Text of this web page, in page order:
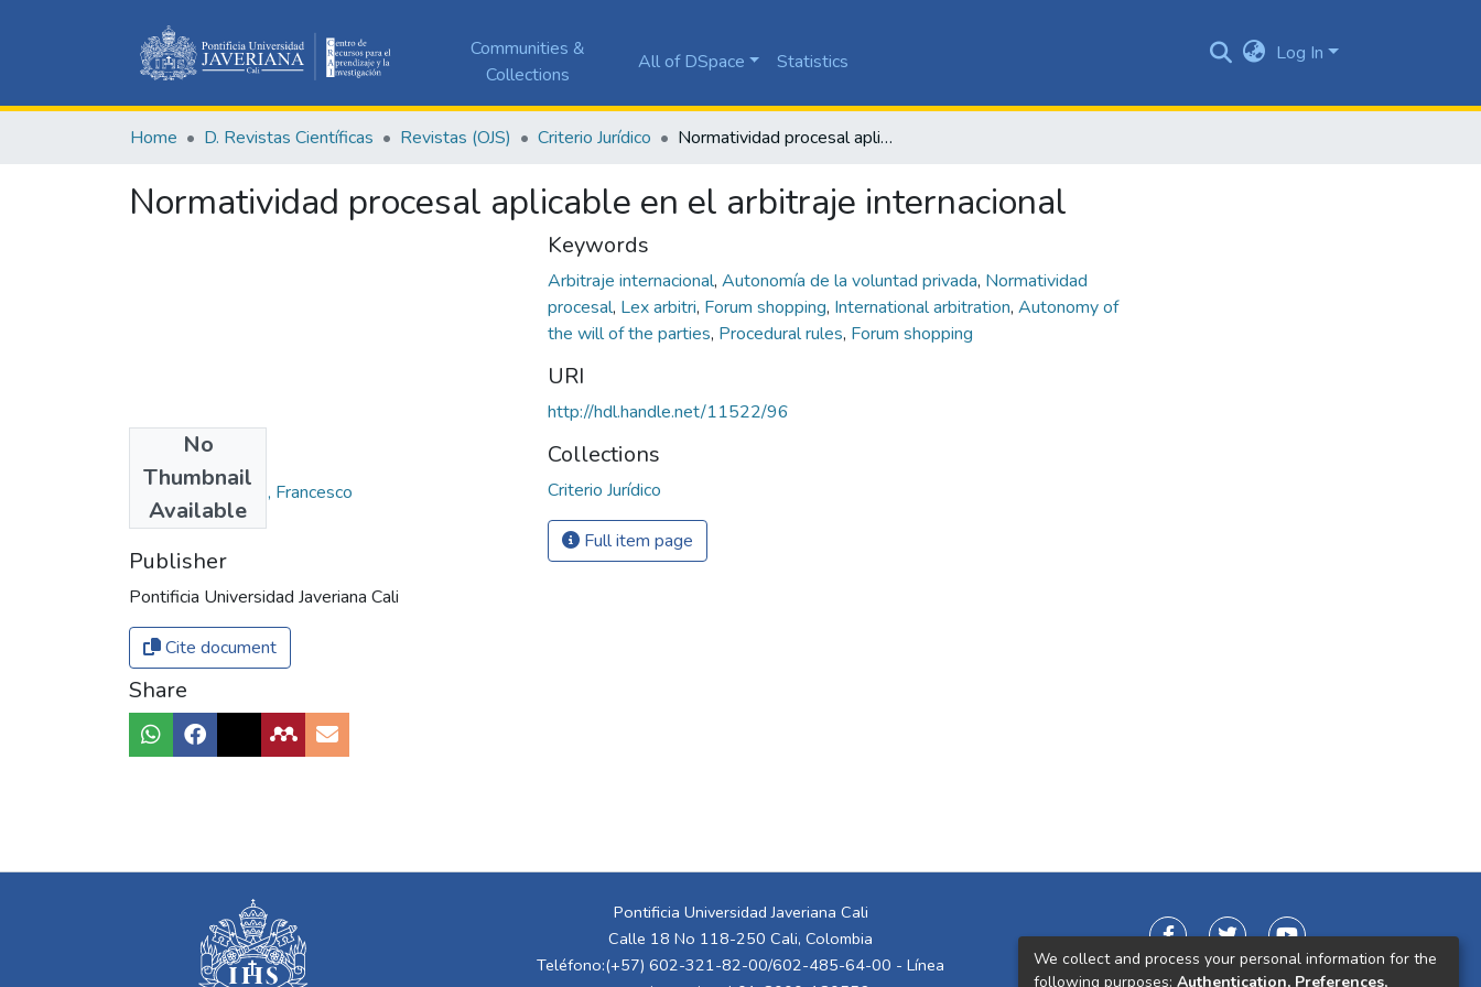
Communities &
Collections
All of DSpace Statistics Log In
Home D. Revistas Científicas Revistas (OJS) Criterio Jurídico Normatividad procesal aplicable en el arbitraje internacional
Normatividad procesal aplicable en el arbitraje internacional
No
Thumbnail
Available
Authors
Zappalá Sastoque, Francesco
Publisher
Pontificia Universidad Javeriana Cali
Cite document
Share
Keywords
Arbitraje internacional, Autonomía de la voluntad privada, Normatividad
procesal, Lex arbitri, Forum shopping, International arbitration, Autonomy of
the will of the parties, Procedural rules, Forum shopping
URI
http://hdl.handle.net/11522/96
Collections
Criterio Jurídico
Full item page
Pontificia Universidad Javeriana Cali
Calle 18 No 118-250 Cali, Colombia
Teléfono:(+57) 602-321-82-00/602-485-64-00 - Línea
We collect and process your personal information for the
following purposes: Authentication, Preferences,